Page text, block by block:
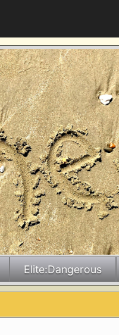
Elite:Dangerous